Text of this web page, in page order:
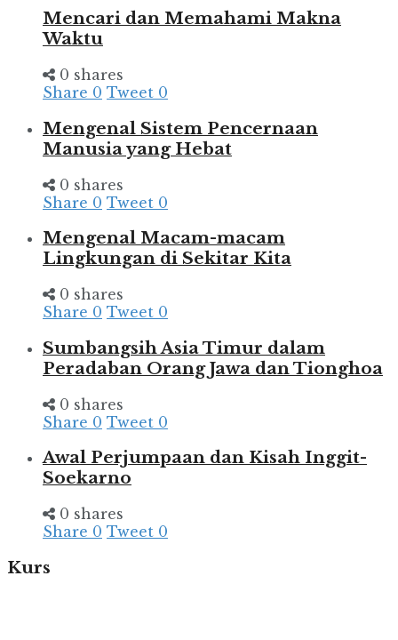
Mencari dan Memahami Makna
Waktu
0 shares
Share 0 Tweet 0
Mengenal Sistem Pencernaan
Manusia yang Hebat
0 shares
Share 0 Tweet 0
Mengenal Macam-macam
Lingkungan di Sekitar Kita
0 shares
Share 0 Tweet 0
Sumbangsih Asia Timur dalam
Peradaban Orang Jawa dan Tionghoa
0 shares
Share 0 Tweet 0
Awal Perjumpaan dan Kisah Inggit-
Soekarno
0 shares
Share 0 Tweet 0
Kurs